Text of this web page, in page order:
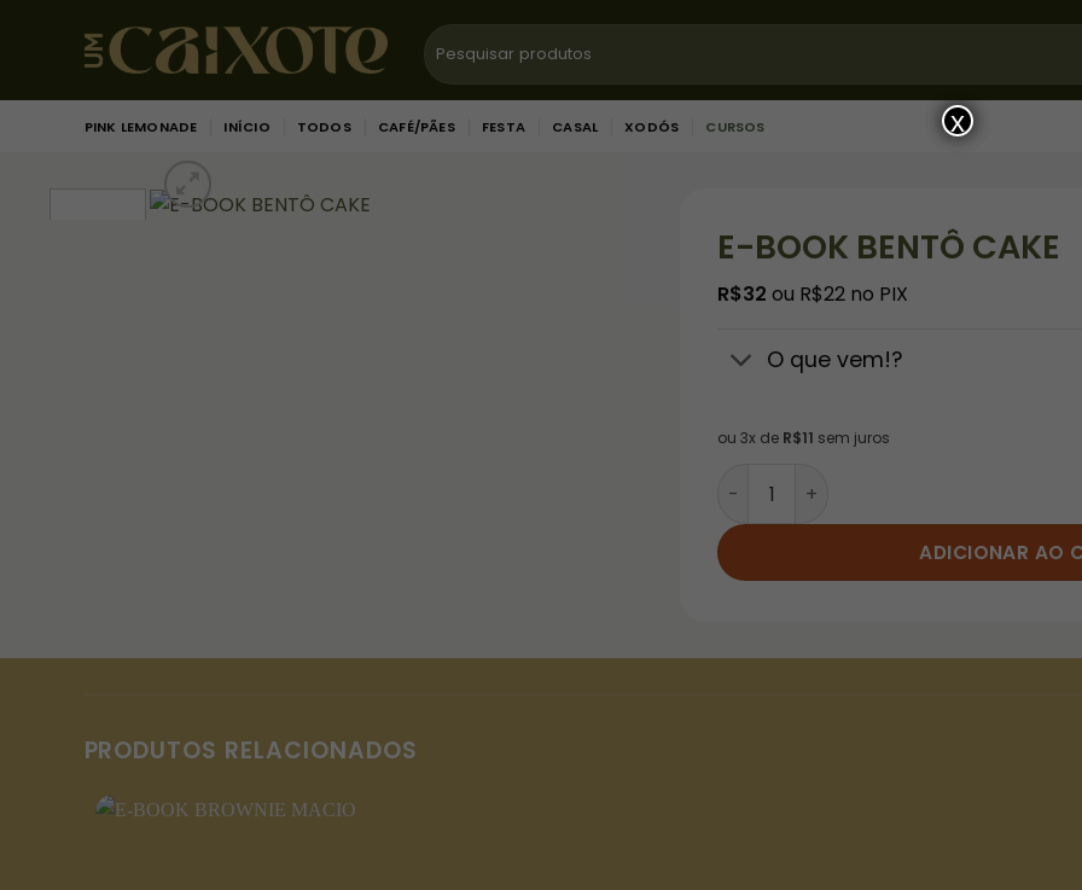
Pesquisar
por:
PINK LEMONADE INÍCIO TODOS CAFÉ/PÃES FESTA CASAL XODÓS CURSOS
E-BOOK BENTÔ CAKE
R$32 ou R$22 no PIX
O que vem!?
ou 3x de R$11 sem juros
ADICIONAR AO
PRODUTOS RELACIONADOS
x